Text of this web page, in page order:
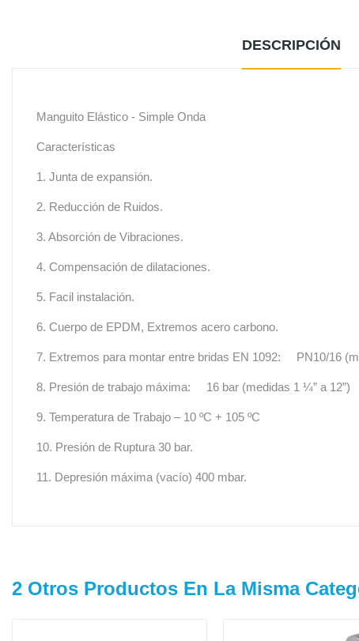
DESCRIPCIÓN
Manguito Elástico - Simple Onda
Características
1. Junta de expansión.
2. Reducción de Ruidos.
3. Absorción de Vibraciones.
4. Compensación de dilataciones.
5. Facil instalación.
6. Cuerpo de EPDM, Extremos acero carbono.
7. Extremos para montar entre bridas EN 1092: PN10/16
8. Presión de trabajo máxima: 16 bar (medidas 1 ¼” a
9. Temperatura de Trabajo – 10 ºC + 105 ºC
10. Presión de Ruptura 30 bar.
11. Depresión máxima (vacío) 400 mbar.
2 Otros Productos En La Misma